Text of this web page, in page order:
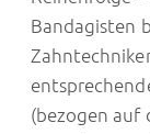
Bandagisten
(bezogen auf